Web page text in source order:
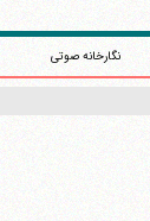
نگارخانه صوتی